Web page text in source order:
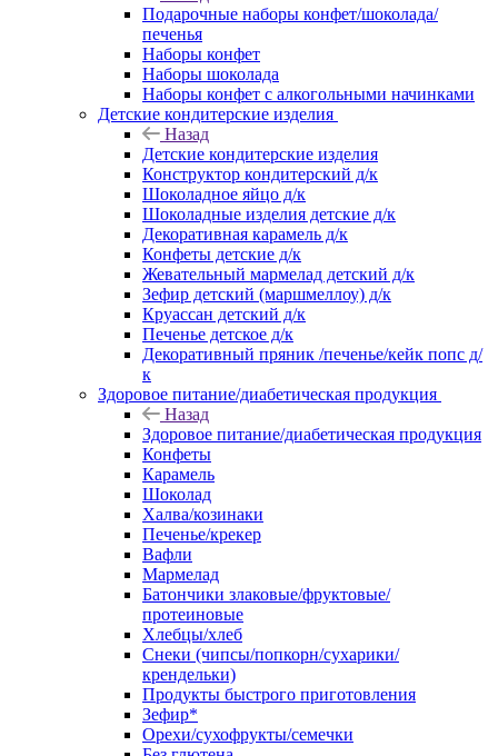
Подарочные наборы конфет/шоколада/
печенья
Наборы конфет
Наборы шоколада
Наборы конфет с алкогольными начинками
Детские кондитерские изделия
Назад
Детские кондитерские изделия
Конструктор кондитерский д/к
Шоколадное яйцо д/к
Шоколадные изделия детские д/к
Декоративная карамель д/к
Конфеты детские д/к
Жевательный мармелад детский д/к
Зефир детский (маршмеллоу) д/к
Круассан детский д/к
Печенье детское д/к
Декоративный пряник /печенье/кейк попс д/
к
Здоровое питание/диабетическая продукция
Назад
Здоровое питание/диабетическая продукция
Конфеты
Карамель
Шоколад
Халва/козинаки
Печенье/крекер
Вафли
Мармелад
Батончики злаковые/фруктовые/
протеиновые
Хлебцы/хлеб
Снеки (чипсы/попкорн/сухарики/
крендельки)
Продукты быстрого приготовления
Зефир*
Орехи/сухофрукты/семечки